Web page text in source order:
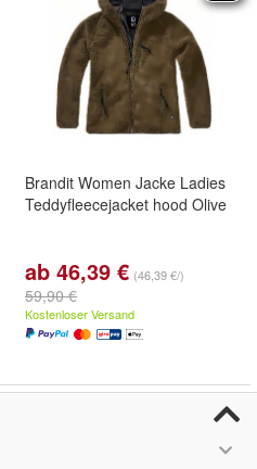
Brandit Women Jacke Ladies
Teddyfleecejacket hood Olive
ab 46,39 € (46,39 €/)
59,90 €
Kostenloser Versand